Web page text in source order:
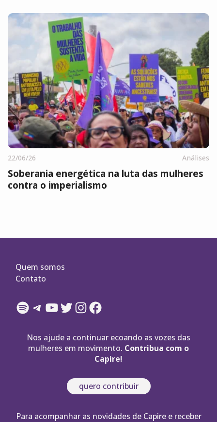
22/06/26 Análises
Soberania energética na luta das mulheres
contra o imperialismo
Quem somos
Contato
Spotify
Telegram
YouTube
Twitter
Instagram
Facebook
Nos ajude a continuar ecoando as vozes das
mulheres em movimento. Contribua com o
Capire!
quero contribuir
Para acompanhar as novidades de Capire e receber